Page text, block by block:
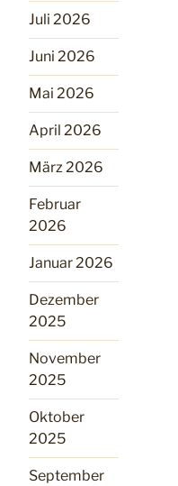
Juli 2026
Juni 2026
Mai 2026
April 2026
März 2026
Februar
2026
Januar 2026
Dezember
2025
November
2025
Oktober
2025
September